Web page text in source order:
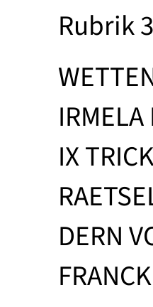
Rubrik
IX
DERN